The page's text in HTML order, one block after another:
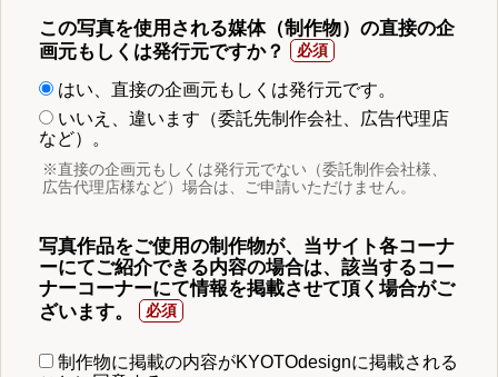
この写真を使用される媒体（制作物）の直接の企
画元もしくは発行元ですか？
はい、直接の企画元もしくは発行元です。
いいえ、違います（委託先制作会社、広告代理店
など）。
※直接の企画元もしくは発行元でない（委託制作会社様、
広告代理店様など）場合は、ご申請いただけません。
写真作品をご使用の制作物が、当サイト各コーナ
ーにてご紹介できる内容の場合は、該当するコー
ナーコーナーにて情報を掲載させて頂く場合がご
ざいます。
制作物に掲載の内容がKYOTOdesignに掲載される